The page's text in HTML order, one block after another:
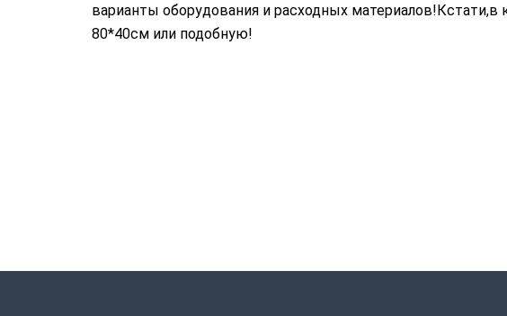
варианты оборудования и расходных материалов!Кстати,в
80*40см или подобную!